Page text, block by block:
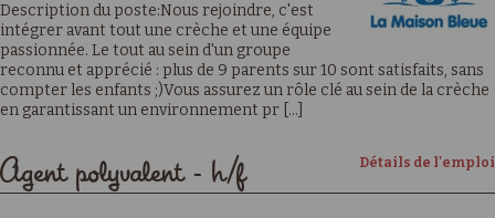
Description du poste:Nous rejoindre, c'est
intégrer avant tout une crèche et une équipe
passionnée. Le tout au sein d'un groupe
reconnu et apprécié : plus de 9 parents sur 10 sont satisfaits, sans
compter les enfants ;)Vous assurez un rôle clé au sein de la crèche
en garantissant un environnement pr [...]
Détails de l'emploi
Agent polyvalent - h/f